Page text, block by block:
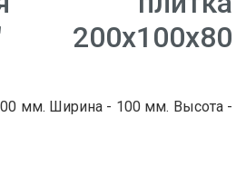
200х100х80
мм. Ширина - 100 мм. Высота -